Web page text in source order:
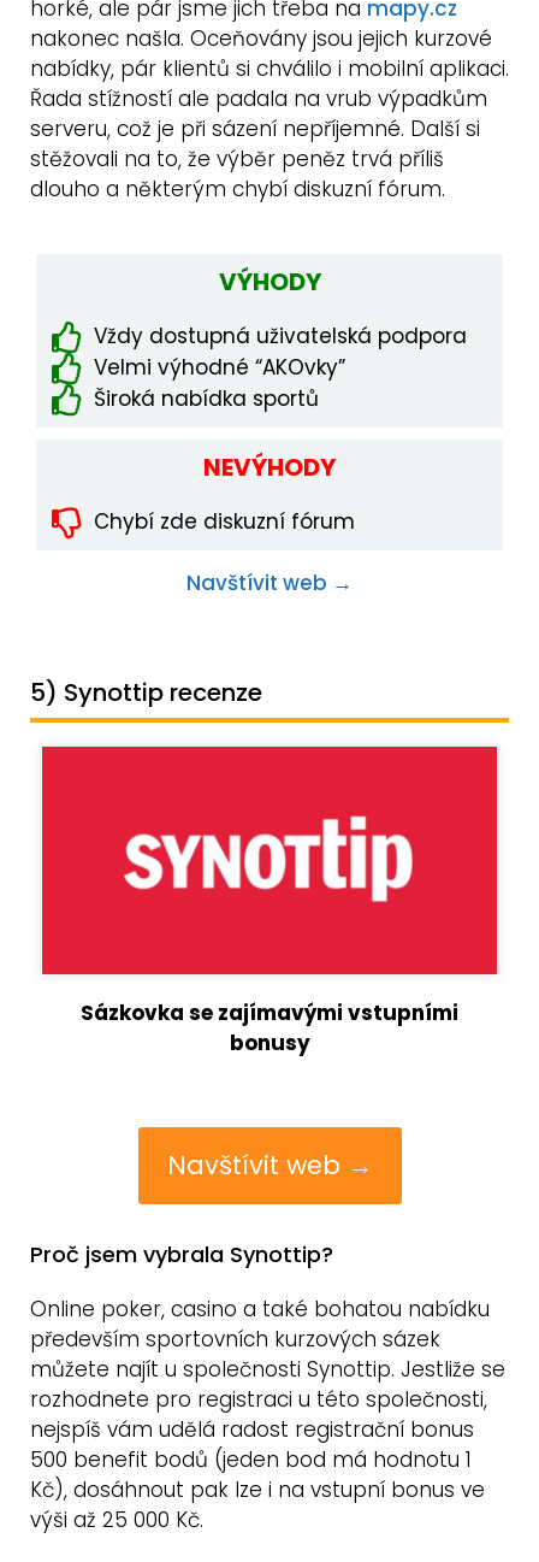
horké, ale pár jsme jich třeba na mapy.cz
nakonec našla. Oceňovány jsou jejich kurzové
nabídky, pár klientů si chválilo i mobilní aplikaci.
Řada stížností ale padala na vrub výpadkům
serveru, což je při sázení nepříjemné. Další si
stěžovali na to, že výběr peněz trvá příliš
dlouho a některým chybí diskuzní fórum.
VÝHODY
Vždy dostupná uživatelská podpora
Velmi výhodné “AKOvky”
Široká nabídka sportů
NEVÝHODY
Chybí zde diskuzní fórum
Navštívit web →
5) Synottip recenze
Sázkovka se zajímavými vstupními
bonusy
Navštívit web →
Proč jsem vybrala Synottip?
Online poker, casino a také bohatou nabídku
především sportovních kurzových sázek
můžete najít u společnosti Synottip. Jestliže se
rozhodnete pro registraci u této společnosti,
nejspíš vám udělá radost registrační bonus
500 benefit bodů (jeden bod má hodnotu 1
Kč), dosáhnout pak lze i na vstupní bonus ve
výši až 25 000 Kč.